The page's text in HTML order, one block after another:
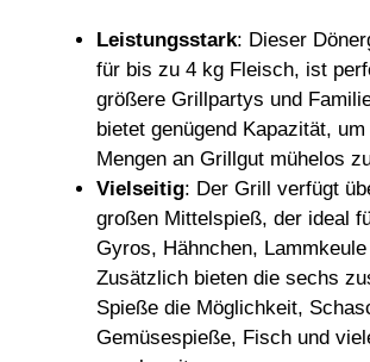
Leistungsstark: Dieser
für bis zu 4 kg Fleisch, ist
größere Grillpartys und
bietet genügend Kapazität,
Mengen an Grillgut mühelos
Vielseitig: Der Grill verfügt
großen Mittelspieß, der ideal
Gyros, Hähnchen,
Zusätzlich bieten die sechs
Spieße die Möglichkeit,
Gemüsespieße, Fisch und